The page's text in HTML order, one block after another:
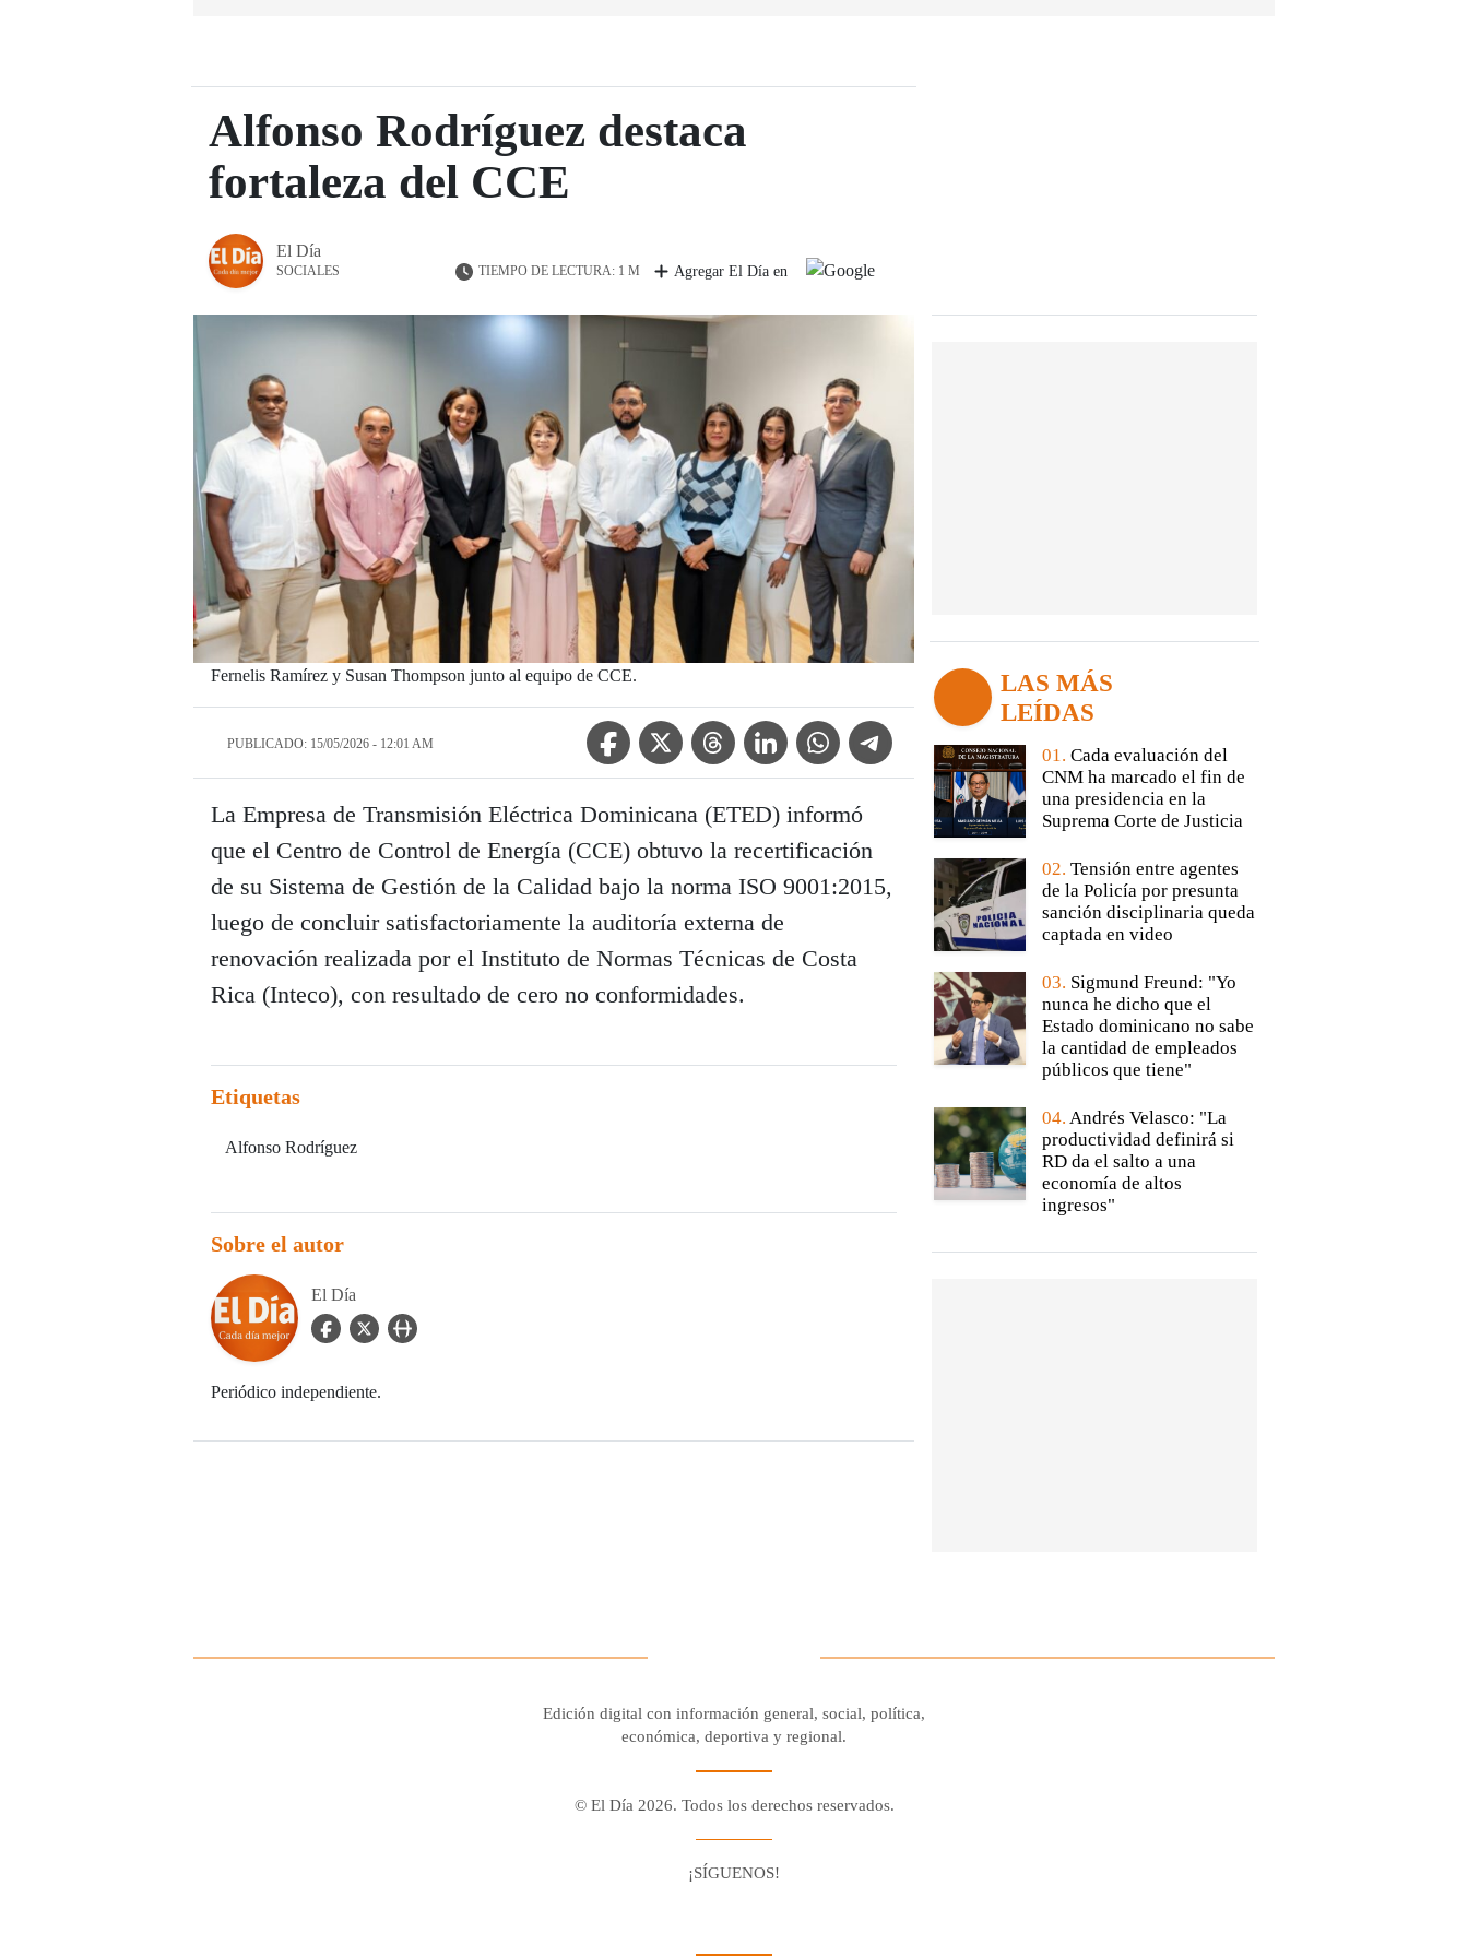
Alfonso Rodríguez destaca
fortaleza del CCE
El Día
SOCIALES TIEMPO DE LECTURA: 1 M Agregar El Día en
Fernelis Ramírez y Susan Thompson junto al equipo de CCE.
PUBLICADO: 15/05/2026 - 12:01 AM
Facebook IconTwitter IconThreads IconLinkedin IconWhatsApp IconTelegram Icon
La Empresa de Transmisión Eléctrica Dominicana (ETED) informó
que el Centro de Control de Energía (CCE) obtuvo la recertificación
de su Sistema de Gestión de la Calidad bajo la norma ISO 9001:2015,
luego de concluir satisfactoriamente la auditoría externa de
renovación realizada por el Instituto de Normas Técnicas de Costa
Rica (Inteco), con resultado de cero no conformidades.
Etiquetas
Alfonso Rodríguez
Sobre el autor
El Día
facebook Icon
twitter Iconuser_url Icon
Periódico independiente.
LAS MÁS
LEÍDAS
01. Cada evaluación del
CNM ha marcado el fin de
una presidencia en la
Suprema Corte de Justicia
02. Tensión entre agentes
de la Policía por presunta
sanción disciplinaria queda
captada en video
03. Sigmund Freund: "Yo
nunca he dicho que el
Estado dominicano no sabe
la cantidad de empleados
públicos que tiene"
04. Andrés Velasco: "La
productividad definirá si
RD da el salto a una
economía de altos
ingresos"
Edición digital con información general, social, política,
económica, deportiva y regional.
© El Día 2026. Todos los derechos reservados.
¡SÍGUENOS!